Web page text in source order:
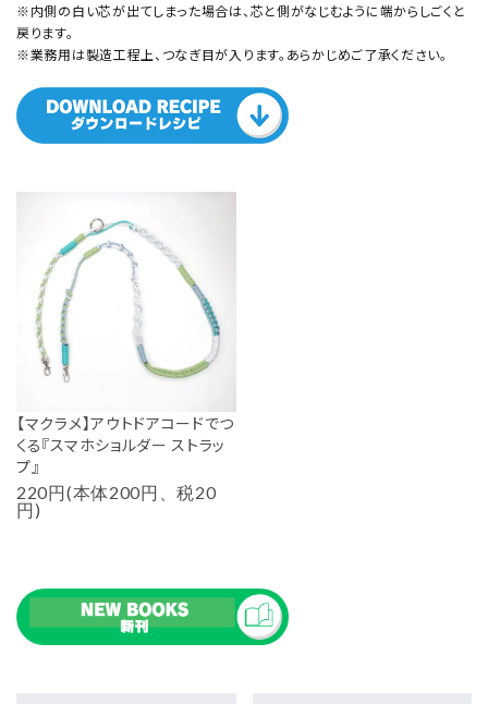
※内側の白い芯が出てしまった場合は、芯と側がなじむように端からしごくと
戻ります。
※業務用は製造工程上、つなぎ目が入ります。あらかじめご了承ください。
【マクラメ】アウトドアコードでつ
くる『スマホショルダー ストラッ
プ』
220円(本体200円、税20
円)